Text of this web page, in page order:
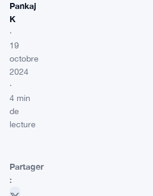
Pankaj
K
·
19
octobre
2024
·
4 min
de
lecture
Partager
: